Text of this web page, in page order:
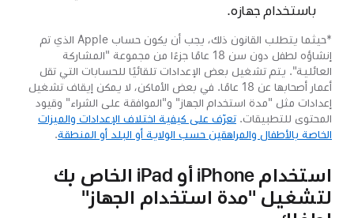
باستخدام جهازه.
*حيثما يتطلب القانون ذلك، يجب أن يكون حساب Apple الذي تم
إنشاؤه لطفل دون سن 18 عامًا جزءًا من مجموعة "المشاركة
العائلية". يتم تشغيل بعض الإعدادات تلقائيًا للحسابات التي تقل
أعمار أصحابها عن 18 عامًا. في بعض الأماكن، لا يمكن إيقاف تشغيل
إعدادات مثل "مدة استخدام الجهاز" و"الموافقة على الشراء" وقيود
المحتوى للتطبيقات. تعرّف على كيفية اختلاف الإعدادات والميزات
الخاصة بالأطفال والمراهقين حسب الولاية أو البلد أو المنطقة.
استخدام iPhone أو iPad الخاص بك
لتشغيل "مدة استخدام الجهاز"